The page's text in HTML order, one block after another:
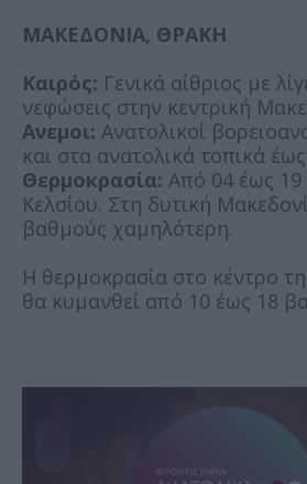
ΜΑΚΕΔΟΝΙΑ, ΘΡΑΚΗ
Καιρός: Γενικά αίθριος με
νεφώσεις στην κεντρική
Ανεμοι: Ανατολικοί
και στα ανατολικά τοπικά
Θερμοκρασία: Από 04 έως
Κελσίου. Στη δυτική
βαθμούς χαμηλότερη.
Η θερμοκρασία στο κέντρο
θα κυμανθεί από 10 έως 18